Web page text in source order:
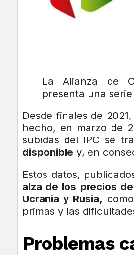
La Alianza de
presenta una
Desde finales de
hecho, en marzo de
subidas del IPC se
disponible y, en
Estos datos,
alza de los precios
Ucrania y Rusia,
primas y las
Problemas